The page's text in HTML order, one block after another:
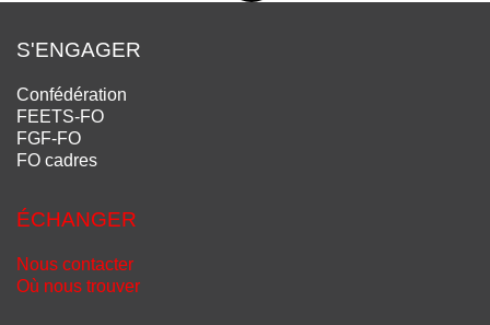
S'ENGAGER
Confédération
FEETS-FO
FGF-FO
FO cadres
ÉCHANGER
Nous contacter
Où nous trouver